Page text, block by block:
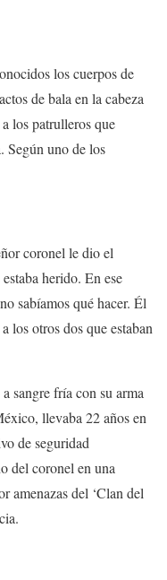
los cuerpos de
de bala en la cabeza
los patrullerosque
Según uno de los
coronel le dio el
herido. En ese
sabíamos qué hacer. Él
los otros dos que estaban
sangre fría con su arma
llevaba 22 años en
de seguridad
del coronel en una
amenazas del ‘Clan del